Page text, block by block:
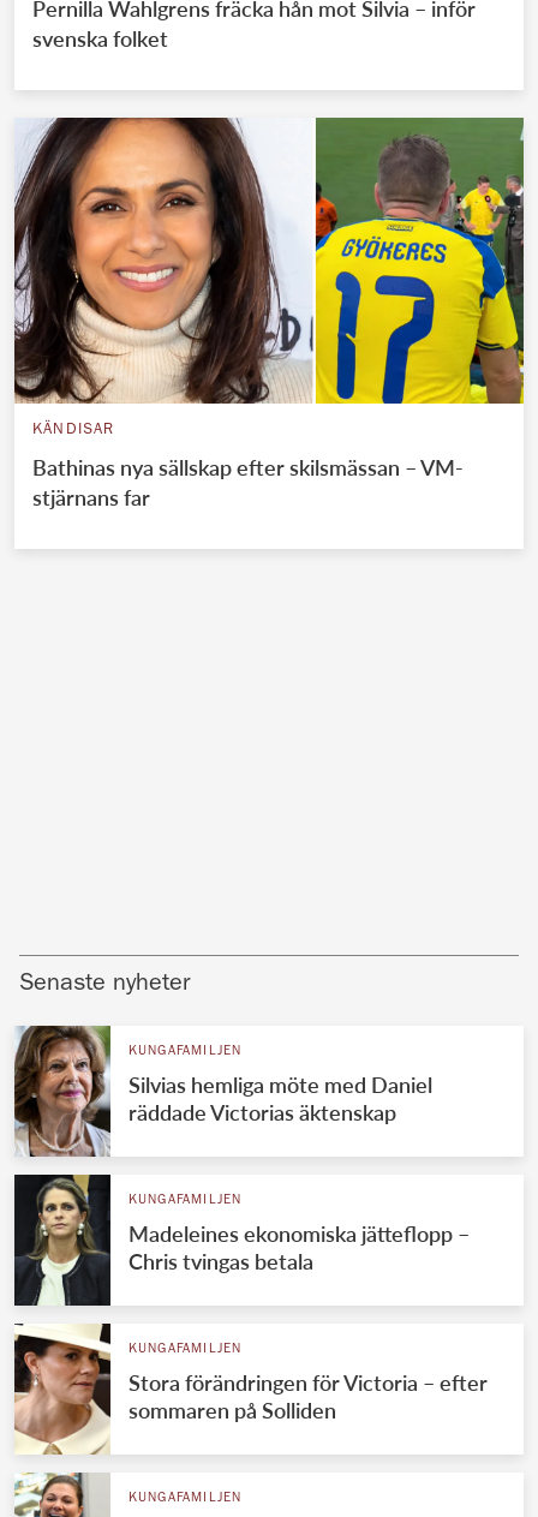
Pernilla Wahlgrens fräcka hån mot Silvia – inför
svenska folket
KÄNDISAR
Bathinas nya sällskap efter skilsmässan – VM-
stjärnans far
Senaste nyheter
KUNGAFAMILJEN
Silvias hemliga möte med Daniel
räddade Victorias äktenskap
KUNGAFAMILJEN
Madeleines ekonomiska jätteflopp –
Chris tvingas betala
KUNGAFAMILJEN
Stora förändringen för Victoria – efter
sommaren på Solliden
KUNGAFAMILJEN